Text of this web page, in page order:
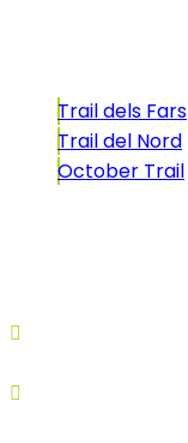
Trail dels Fars
Trail del Nord
October Trail